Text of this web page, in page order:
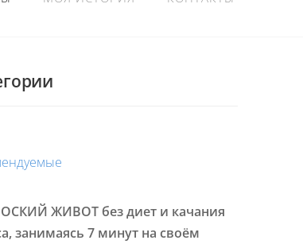
ЖИВОТ без диет и качания
занимаясь 7 минут на своём